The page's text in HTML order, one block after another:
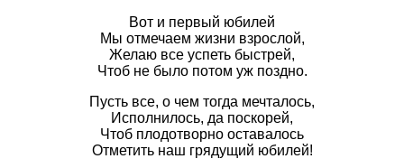
Вот и первый юбилей
Мы отмечаем жизни взрослой,
Желаю все успеть быстрей,
Чтоб не было потом уж поздно.
Пусть все, о чем тогда мечталось,
Исполнилось, да поскорей,
Чтоб плодотворно оставалось
Отметить наш грядущий юбилей!